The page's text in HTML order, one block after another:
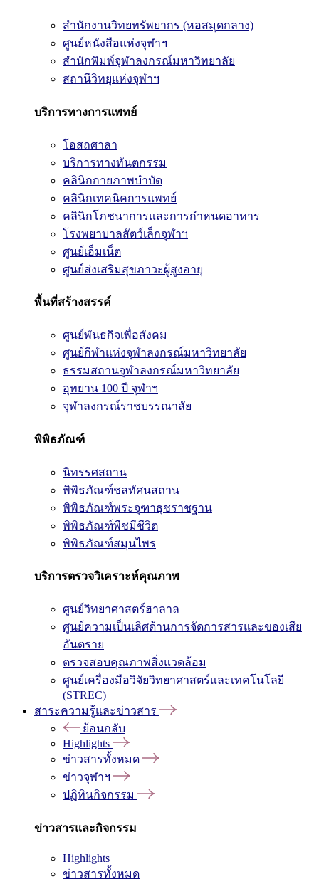
สำนักงานวิทยทรัพยากร (หอสมุดกลาง)
ศูนย์หนังสือแห่งจุฬาฯ
สำนักพิมพ์จุฬาลงกรณ์มหาวิทยาลัย
สถานีวิทยุแห่งจุฬาฯ
บริการทางการแพทย์
โอสถศาลา
บริการทางทันตกรรม
คลินิกกายภาพบำบัด
คลินิกเทคนิคการแพทย์
คลินิกโภชนาการและการกำหนดอาหาร
โรงพยาบาลสัตว์เล็กจุฬาฯ
ศูนย์เอ็มเน็ต
ศูนย์ส่งเสริมสุขภาวะผู้สูงอายุ
พื้นที่สร้างสรรค์
ศูนย์พันธกิจเพื่อสังคม
ศูนย์กีฬาแห่งจุฬาลงกรณ์มหาวิทยาลัย
ธรรมสถานจุฬาลงกรณ์มหาวิทยาลัย
อุทยาน 100 ปี จุฬาฯ
จุฬาลงกรณ์ราชบรรณาลัย
พิพิธภัณฑ์
นิทรรศสถาน
พิพิธภัณฑ์ชลทัศนสถาน
พิพิธภัณฑ์พระจุฑาธุชราชฐาน
พิพิธภัณฑ์พืชมีชีวิต
พิพิธภัณฑ์สมุนไพร
บริการตรวจวิเคราะห์คุณภาพ
ศูนย์วิทยาศาสตร์ฮาลาล
ศูนย์ความเป็นเลิศด้านการจัดการสารและของเสีย
อันตราย
ตรวจสอบคุณภาพสิ่งแวดล้อม
ศูนย์เครื่องมือวิจัยวิทยาศาสตร์และเทคโนโลยี
(STREC)
สาระความรู้และข่าวสาร
ย้อนกลับ
Highlights
ข่าวสารทั้งหมด
ข่าวจุฬาฯ
ปฏิทินกิจกรรม
ข่าวสารและกิจกรรม
Highlights
ข่าวสารทั้งหมด